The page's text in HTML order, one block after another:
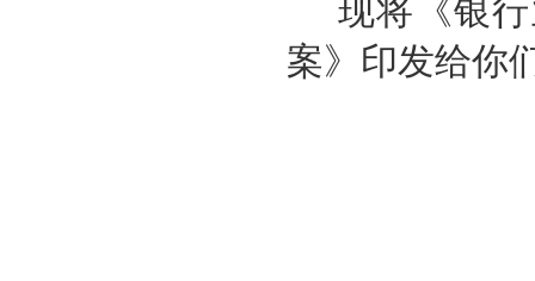
现将《银
案》印发给你